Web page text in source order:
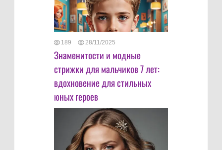
189 28/11/2025
Знаменитости и модные
стрижки для мальчиков 7 лет:
вдохновение для стильных
юных героев